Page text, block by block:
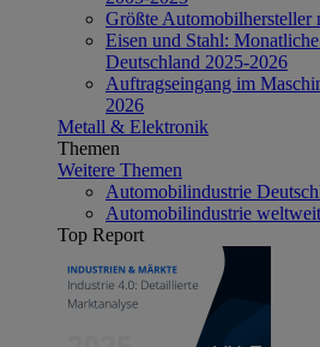
Größte Automobilhersteller
Eisen und Stahl:
Deutschland 2025-2026
Auftragseingang im
2026
Metall & Elektronik
Themen
Weitere Themen
Automobilindustrie
Automobilindustrie
Top Report